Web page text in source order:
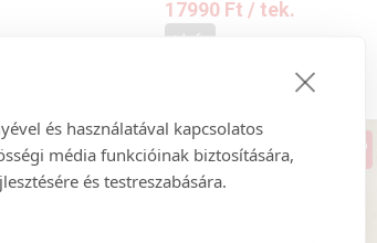
és használatával kapcsolatos
média funkcióinak biztosítására,
és testreszabására.
17990 Ft / tek.
+ Info